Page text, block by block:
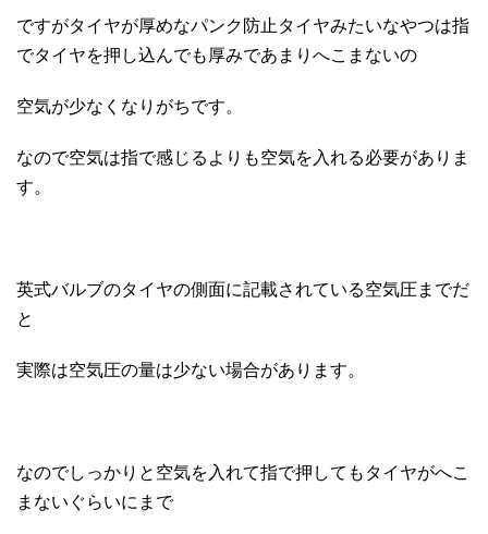
ですがタイヤが厚めなパンク防止タイヤみたいなやつは指
でタイヤを押し込んでも厚みであまりへこまないの
空気が少なくなりがちです。
なので空気は指で感じるよりも空気を入れる必要がありま
す。
英式バルブのタイヤの側面に記載されている空気圧までだ
と
実際は空気圧の量は少ない場合があります。
なのでしっかりと空気を入れて指で押してもタイヤがへこ
まないぐらいにまで